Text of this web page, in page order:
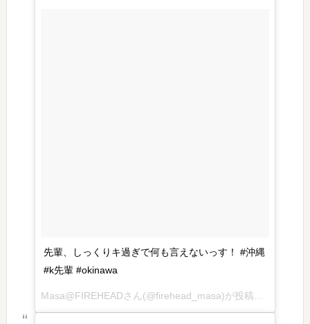
先輩、しっくりキ過ぎで何も言えないっす！ #沖縄
#k先輩 #okinawa
Masa@FIREHEADさん(@firehead_masa)が投稿した写真 – 2016 7月 19 4:27午後 PDT